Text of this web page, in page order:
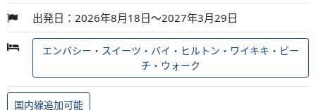
出発日：2026年8月18日～2027年3月29日
エンバシー・スイーツ・バイ・ヒルトン・ワイキキ・ビー
チ・ウォーク
国内線追加可能